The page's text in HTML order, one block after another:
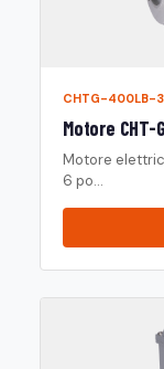
CHTG-400LB-3
Motore CHT-
Motore
6 po...